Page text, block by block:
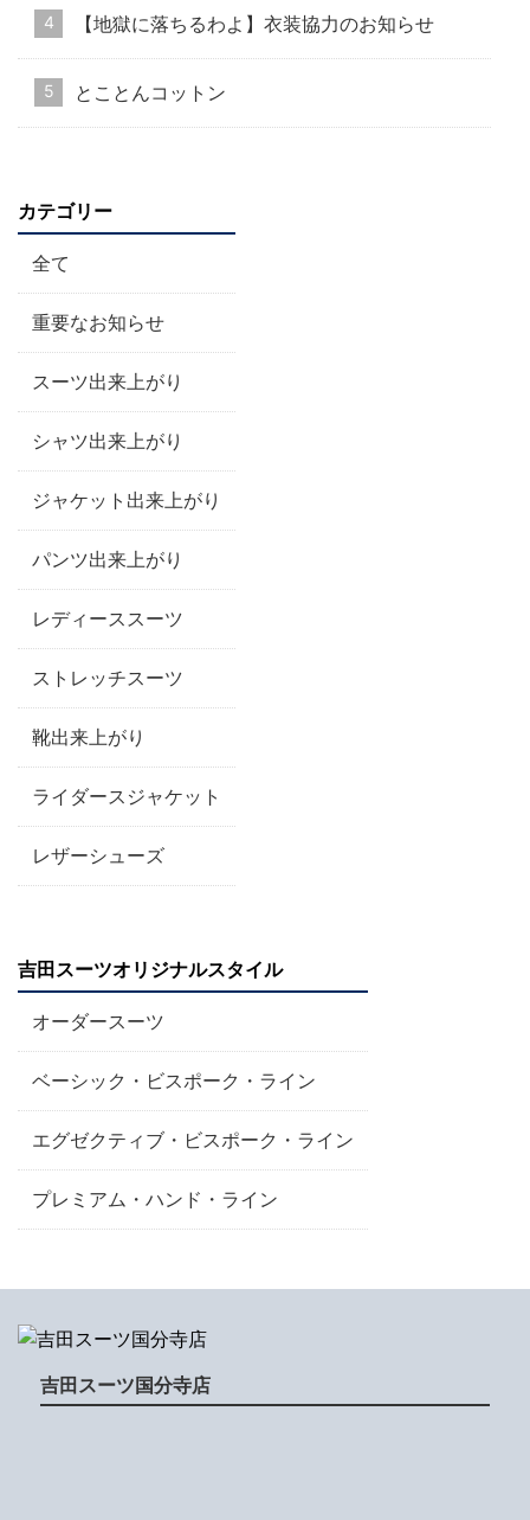
【地獄に落ちるわよ】衣装協力のお知らせ
とことんコットン
カテゴリー
全て
重要なお知らせ
スーツ出来上がり
シャツ出来上がり
ジャケット出来上がり
パンツ出来上がり
レディーススーツ
ストレッチスーツ
靴出来上がり
ライダースジャケット
レザーシューズ
吉田スーツオリジナルスタイル
オーダースーツ
ベーシック・ビスポーク・ライン
エグゼクティブ・ビスポーク・ライン
プレミアム・ハンド・ライン
吉田スーツ国分寺店